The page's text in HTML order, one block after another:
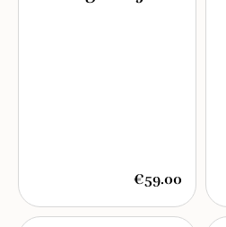
€59.00